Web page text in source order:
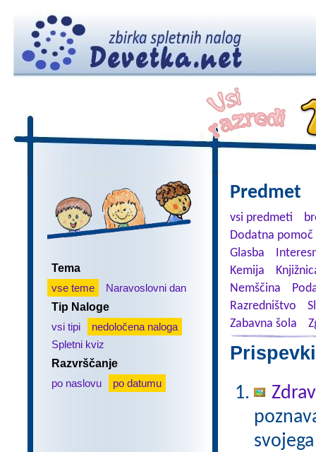
Tema
vse teme
Naravoslovni dan
Tip Naloge
vsi tipi
nedoločena naloga
Spletni kviz
Razvrščanje
po naslovu
po datumu
Predmet
vsi predmeti
Dodatna
Glasba
Kemija
Nemščina
Razredništvo
Zabavna šola